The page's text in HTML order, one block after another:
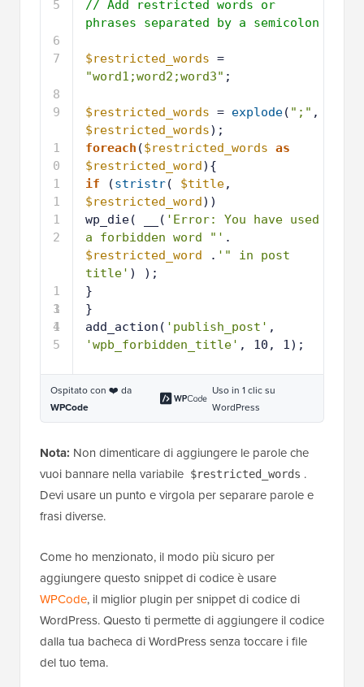
5
6
7
8
9
1
0
1
1
1
2
1
3
1
4
1
5
// Add restricted words or
phrases separated by a semicolon
$restricted_words
"word1;word2;word3" ;
$restricted_words = explode( ";"
$restricted_words);
foreach ($restricted_words as
$restricted_word){
if
(stristr( $title
$restricted_word))
wp_die( __( 'Error: You have used
a forbidden word "'
$restricted_word
. '" in post
title' ) );
}
}
add_action( 'publish_post'
'wpb_forbidden_title' , 10, 1);
Ospitato con ❤️ da
WPCode
Uso in 1 clic su
WordPress
Nota: Non dimenticare di aggiungere le parole che
vuoi bannare nella variabile $restricted_words .
Devi usare un punto e virgola per separare parole e
frasi diverse.
Come ho menzionato, il modo più sicuro per
aggiungere questo snippet di codice è usare
WPCode, il miglior plugin per snippet di codice di
WordPress. Questo ti permette di aggiungere il codice
dalla tua bacheca di WordPress senza toccare i file
del tuo tema.